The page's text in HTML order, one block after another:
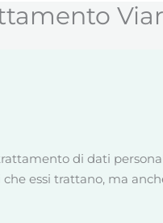
di dati
essi trattano, ma